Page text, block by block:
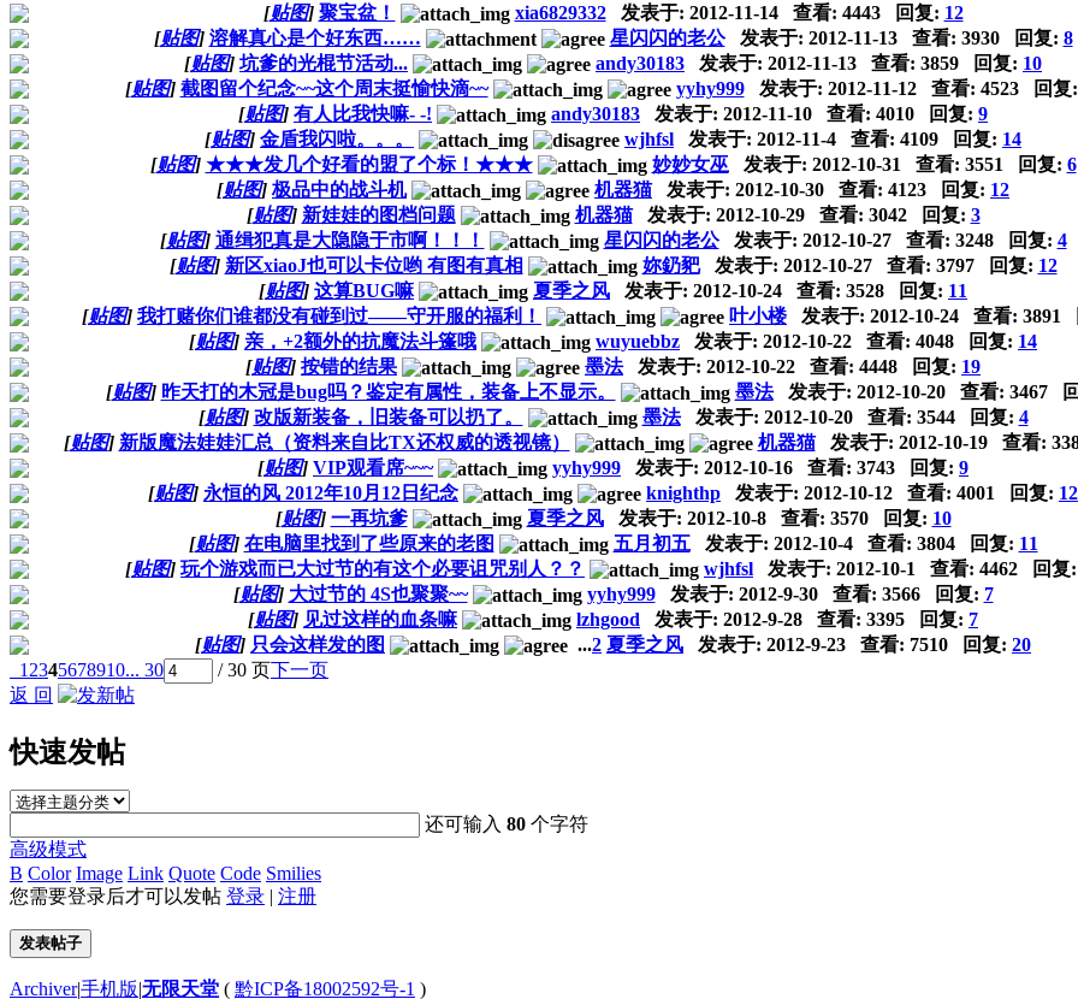
[贴图] 聚宝盆！ xia6829332发表于: 2012-11-14查看: 4443 回复: 12
[贴图] 溶解真心是个好东西…… 星闪闪的老公发表于: 2012-11-13查看: 3930 回复: 8
[贴图] 坑爹的光棍节活动... andy30183 发表于: 2012-11-13 查看: 3859 回复: 10
[贴图] 截图留个纪念~~这个周末挺愉快滴~~ yyhy999发表于: 2012-11-12查看: 4523 回复:
[贴图] 有人比我快嘛- -! andy30183 发表于: 2012-11-10 查看: 4010 回复: 9
[贴图] 金盾我闪啦。。。 wjhfsl 发表于: 2012-11-4 查看: 4109 回复: 14
[贴图] ★★★发几个好看的盟了个标！★★★ 妙妙女巫 发表于: 2012-10-31 查看: 3551 回复: 6
[贴图] 极品中的战斗机 机器猫发表于: 2012-10-30 查看: 4123 回复: 12
[贴图] 新娃娃的图档问题 机器猫发表于: 2012-10-29查看: 3042 回复: 3
[贴图] 通缉犯真是大隐隐于市啊！！！ 星闪闪的老公发表于: 2012-10-27查看: 3248 回复: 4
[贴图] 新区xiaoJ也可以卡位哟 有图有真相 妳釢豝发表于: 2012-10-27查看: 3797 回复: 12
[贴图] 这算BUG嘛 夏季之风 发表于: 2012-10-24 查看: 3528 回复: 11
[贴图] 我打赌你们谁都没有碰到过——守开服的福利！ 叶小楼发表于: 2012-10-24 查看: 3891
[贴图] 亲，+2额外的抗魔法斗篷哦 wuyuebbz 发表于: 2012-10-22 查看: 4048 回复: 14
[贴图] 按错的结果 墨法发表于: 2012-10-22 查看: 4448 回复: 19
[贴图] 昨天打的木冠是bug吗？鉴定有属性，装备上不显示。 墨法发表于: 2012-10-20查看: 3467
[贴图] 改版新装备，旧装备可以扔了。 墨法发表于: 2012-10-20查看: 3544 回复: 4
[贴图] 新版魔法娃娃汇总（资料来自比TX还权威的透视镜） 机器猫发表于: 2012-10-19查看:
[贴图] VIP观看席~~~ yyhy999 发表于: 2012-10-16 查看: 3743 回复: 9
[贴图] 永恒的风 2012年10月12日纪念 knighthp 发表于: 2012-10-12 查看: 4001 回复: 12
[贴图] 一再坑爹 夏季之风发表于: 2012-10-8查看: 3570 回复: 10
[贴图] 在电脑里找到了些原来的老图 五月初五发表于: 2012-10-4查看: 3804 回复: 11
[贴图] 玩个游戏而已大过节的有这个必要诅咒别人？？ wjhfsl 发表于: 2012-10-1 查看: 4462 回复:
[贴图] 大过节的 4S也聚聚~~ yyhy999发表于: 2012-9-30查看: 3566 回复: 7
[贴图] 见过这样的血条嘛 lzhgood 发表于: 2012-9-28 查看: 3395 回复: 7
[贴图] 只会这样发的图 ...2 夏季之风 发表于: 2012-9-23 查看: 7510 回复: 20
1 2345678910... 30 / 30 页下一页
返 回
快速发帖
还可输入80 个字符
高级模式
B Color Image Link Quote Code Smilies
您需要登录后才可以发帖 登录 | 注册
发表帖子
Archiver|手机版|无限天堂 ( 黔ICP备18002592号-1 )